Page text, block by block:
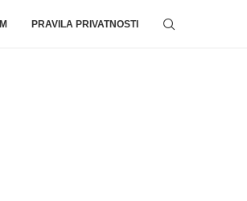
PRAVILA PRIVATNOSTI